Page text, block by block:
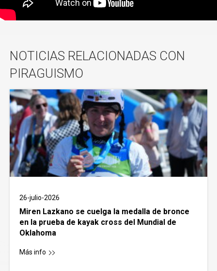
NOTICIAS RELACIONADAS CON
PIRAGUISMO
26-julio-2026
Miren Lazkano se cuelga la medalla de bronce
en la prueba de kayak cross del Mundial de
Oklahoma
Más info